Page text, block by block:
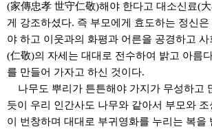
(家傳忠孝 世守仁敬)해야 한다고 대소신료(
게 강조하셨다. 즉 부모에게 효도하는 정신
야 하고 이웃과의 화평과 어른을 공경하고
(仁敬)의 자세는 대대로 전수하여 밝고 아름
를 만들어 가자고 하신 것이다.
나무도 뿌리가 튼튼해야 가지가 무성하고
듯이 우리 인간사도 나무와 같아서 부모와
이 번창하며 대대로 부귀영화를 누리는 복을